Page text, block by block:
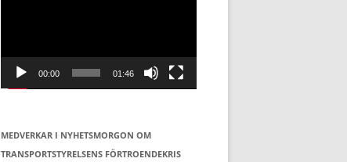
00:00 01:46
MEDVERKAR I NYHETSMORGON OM
TRANSPORTSTYRELSENS FÖRTROENDEKRIS